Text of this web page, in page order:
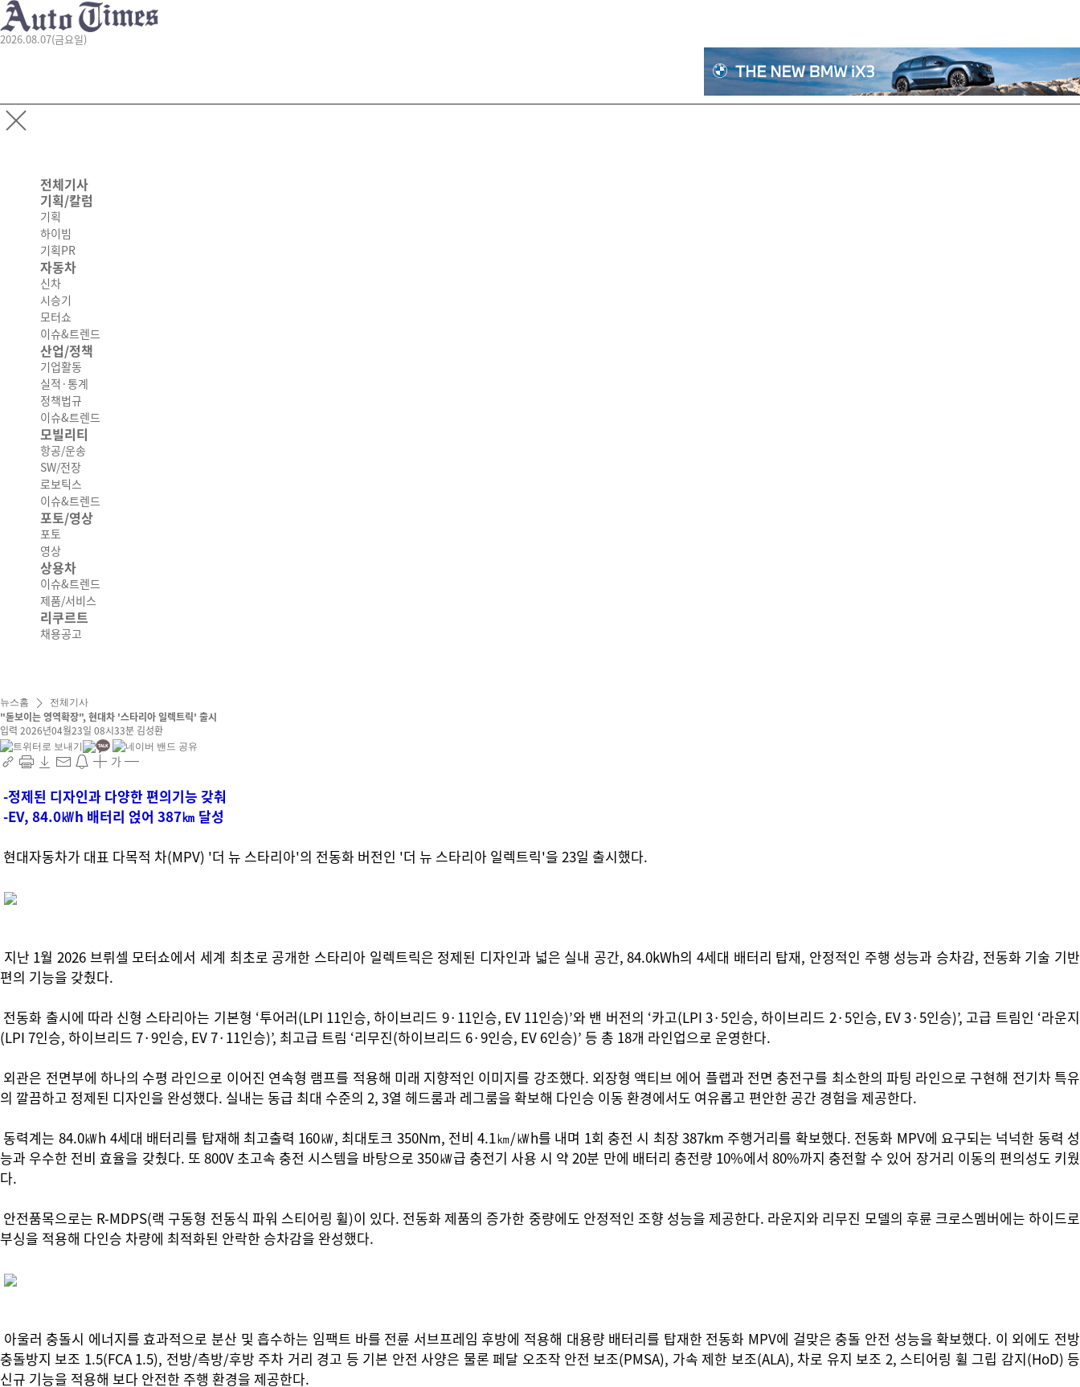
2026.08.07(금요일)
전체기사
기획/칼럼
기획
하이빔
기획PR
자동차
신차
시승기
모터쇼
이슈&트렌드
산업/정책
기업활동
실적·통계
정책법규
이슈&트렌드
모빌리티
항공/운송
SW/전장
로보틱스
이슈&트렌드
포토/영상
포토
영상
상용차
이슈&트렌드
제품/서비스
리쿠르트
채용공고
뉴스홈 전체기사
"돋보이는 영역확장", 현대차 '스타리아 일렉트릭' 출시
입력 2026년04월23일 08시33분 김성환
가
-정제된 디자인과 다양한 편의기능 갖춰
-EV, 84.0㎾h 배터리 얹어 387㎞ 달성
현대자동차가 대표 다목적 차(MPV) '더 뉴 스타리아'의 전동화 버전인 '더 뉴 스타리아 일렉트릭'을 23일 출시했다.
지난 1월 2026 브뤼셀 모터쇼에서 세계 최초로 공개한 스타리아 일렉트릭은 정제된 디자인과 넓은 실내 공간, 84.0kWh의 4세대 배터리 탑재, 안정적인 주행 성능과 승차감, 전동화 기술 기반
편의 기능을 갖췄다.
전동화 출시에 따라 신형 스타리아는 기본형 ‘투어러(LPI 11인승, 하이브리드 9·11인승, EV 11인승)’와 밴 버전의 ‘카고(LPI 3·5인승, 하이브리드 2·5인승, EV 3·5인승)’, 고급 트림인 ‘라운지
(LPI 7인승, 하이브리드 7·9인승, EV 7·11인승)’, 최고급 트림 ‘리무진(하이브리드 6·9인승, EV 6인승)’ 등 총 18개 라인업으로 운영한다.
외관은 전면부에 하나의 수평 라인으로 이어진 연속형 램프를 적용해 미래 지향적인 이미지를 강조했다. 외장형 액티브 에어 플랩과 전면 충전구를 최소한의 파팅 라인으로 구현해 전기차 특유
의 깔끔하고 정제된 디자인을 완성했다. 실내는 동급 최대 수준의 2, 3열 헤드룸과 레그룸을 확보해 다인승 이동 환경에서도 여유롭고 편안한 공간 경험을 제공한다.
동력계는 84.0㎾h 4세대 배터리를 탑재해 최고출력 160㎾, 최대토크 350Nm, 전비 4.1㎞/㎾h를 내며 1회 충전 시 최장 387km 주행거리를 확보했다. 전동화 MPV에 요구되는 넉넉한 동력 성
능과 우수한 전비 효율을 갖췄다. 또 800V 초고속 충전 시스템을 바탕으로 350㎾급 충전기 사용 시 약 20분 만에 배터리 충전량 10%에서 80%까지 충전할 수 있어 장거리 이동의 편의성도 키웠
다.
안전품목으로는 R-MDPS(랙 구동형 전동식 파워 스티어링 휠)이 있다. 전동화 제품의 증가한 중량에도 안정적인 조향 성능을 제공한다. 라운지와 리무진 모델의 후륜 크로스멤버에는 하이드로
부싱을 적용해 다인승 차량에 최적화된 안락한 승차감을 완성했다.
아울러 충돌시 에너지를 효과적으로 분산 및 흡수하는 임팩트 바를 전륜 서브프레임 후방에 적용해 대용량 배터리를 탑재한 전동화 MPV에 걸맞은 충돌 안전 성능을 확보했다. 이 외에도 전방
충돌방지 보조 1.5(FCA 1.5), 전방/측방/후방 주차 거리 경고 등 기본 안전 사양은 물론 페달 오조작 안전 보조(PMSA), 가속 제한 보조(ALA), 차로 유지 보조 2, 스티어링 휠 그립 감지(HoD) 등
신규 기능을 적용해 보다 안전한 주행 환경을 제공한다.